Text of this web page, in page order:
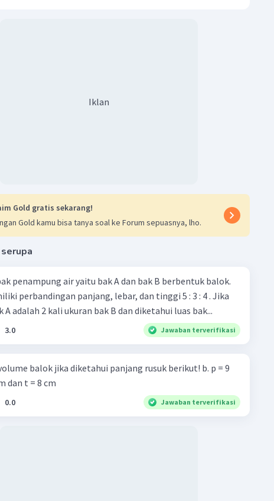
Iklan
Gold gratis sekarang!
Gold kamu bisa tanya soal ke Forum sepuasnya, lho.
penampung air yaitu bak A dan bak B berbentuk balok.
perbandingan panjang, lebar, dan tinggi 5 : 3 : 4 . Jika
A adalah 2 kali ukuran bak B dan diketahui luas bak...
3.0 Jawaban terverifikasi
balok jika diketahui panjang rusuk berikut! b. p = 9
dan t = 8 cm
0.0 Jawaban terverifikasi